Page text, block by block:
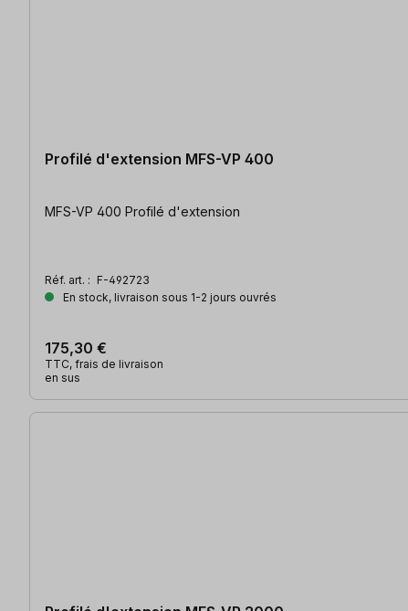
Profilé d'extension MFS-VP 400
MFS-VP 400 Profilé d'extension
Réf. art. : F-492723
En stock, livraison sous 1-2 jours ouvrés
175,30 €
TTC, frais de livraison
en sus